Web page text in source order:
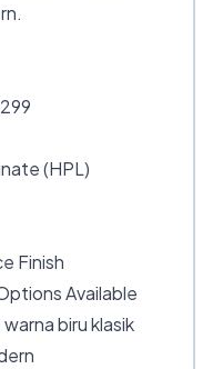
(HPL)
Finish
Available
biru klasik